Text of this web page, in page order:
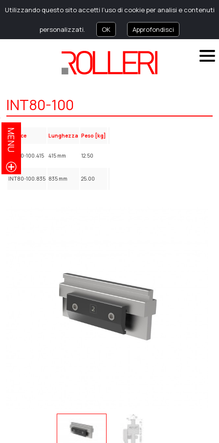
Utilizzando questo sito accetti l’uso di cookie per analisi e contenuti
personalizzati. OK Approfondisci
INT80-100
Codice Lunghezza Peso [kg]
INT80-100.415 415 mm 12.50
INT80-100.835 835 mm 25.00
MENU